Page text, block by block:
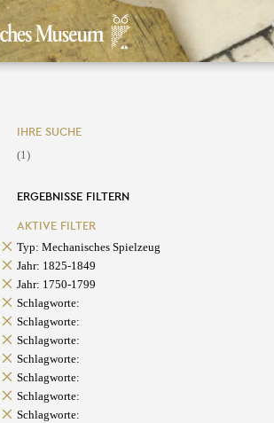
IHRE SUCHE
(1)
ERGEBNISSE FILTERN
AKTIVE FILTER
Typ: Mechanisches Spielzeug
Jahr: 1825-1849
Jahr: 1750-1799
Schlagworte:
Schlagworte:
Schlagworte:
Schlagworte:
Schlagworte:
Schlagworte:
Schlagworte: